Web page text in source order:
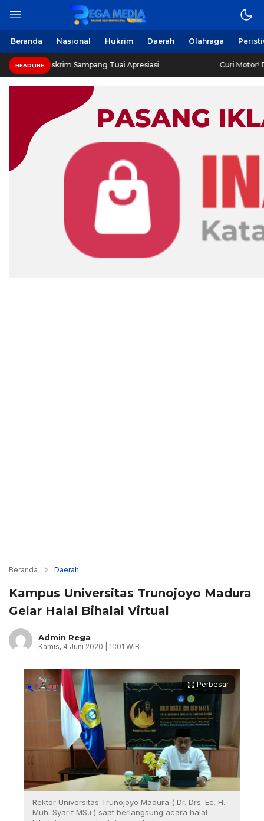
Beranda Nasional Hukrim Daerah Olahraga
HEADLINE
Sampang Tuai Apresiasi Curi Motor! Dua Warga
Beranda Daerah
Kampus Universitas Trunojoyo Madura
Gelar Halal Bihalal Virtual
Admin Rega
Kamis, 4 Juni 2020 | 11:01 WIB
Perbesar
Rektor Universitas Trunojoyo Madura ( Dr. Drs. Ec. H.
Muh. Syarif MS,i ) saat berlangsung acara halal